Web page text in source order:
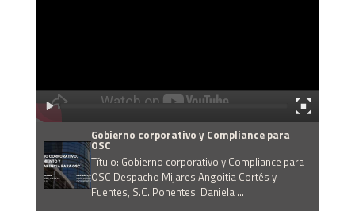
Gobierno corporativo y Compliance para
OSC
Título: Gobierno corporativo y Compliance para
OSC Despacho Mijares Angoitia Cortés y
Fuentes, S.C. Ponentes: Daniela ...